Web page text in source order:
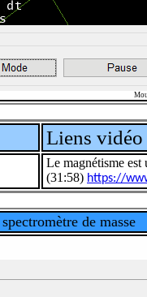
Liens vidéo
Le magnétisme
(31:58) https://
de masse